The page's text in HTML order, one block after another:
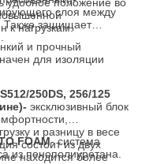
удобное положение во
к нагрузкам.
слоя между
Также защищает
и прочный
для изоляции
250DS, 256/125
эксклюзивный блок
и разницу в весе
состоит из двух
находится более
FOAM- система
из пенополиуретана.